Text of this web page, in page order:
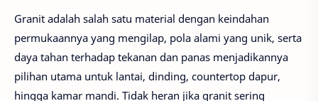
Granit adalah salah satu material dengan keindahan
permukaannya yang mengilap, pola alami yang unik, serta
daya tahan terhadap tekanan dan panas menjadikannya
pilihan utama untuk lantai, dinding, countertop dapur,
hingga kamar mandi. Tidak heran jika granit sering